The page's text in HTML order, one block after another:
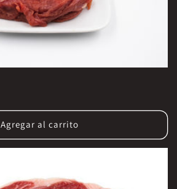
Agregar al carrito